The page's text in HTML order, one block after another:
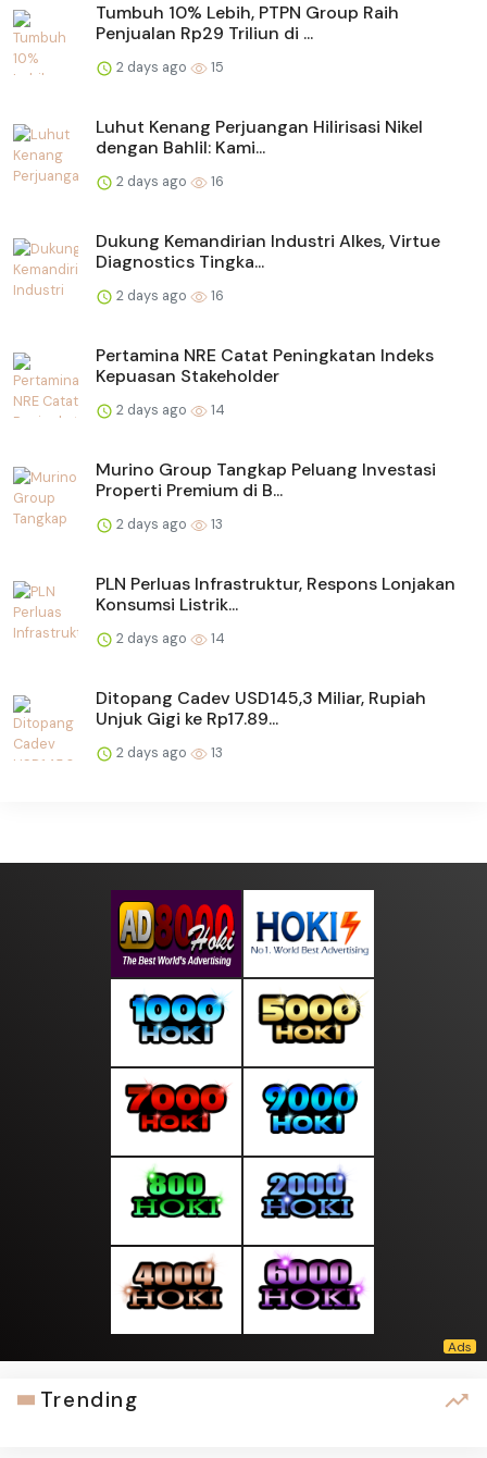
Tumbuh 10% Lebih, PTPN Group Raih
Penjualan Rp29 Triliun di ...
2 days ago 15
Luhut Kenang Perjuangan Hilirisasi Nikel
dengan Bahlil: Kami...
2 days ago 16
Dukung Kemandirian Industri Alkes, Virtue
Diagnostics Tingka...
2 days ago 16
Pertamina NRE Catat Peningkatan Indeks
Kepuasan Stakeholder
2 days ago 14
Murino Group Tangkap Peluang Investasi
Properti Premium di B...
2 days ago 13
PLN Perluas Infrastruktur, Respons Lonjakan
Konsumsi Listrik...
2 days ago 14
Ditopang Cadev USD145,3 Miliar, Rupiah
Unjuk Gigi ke Rp17.89...
2 days ago 13
Trending